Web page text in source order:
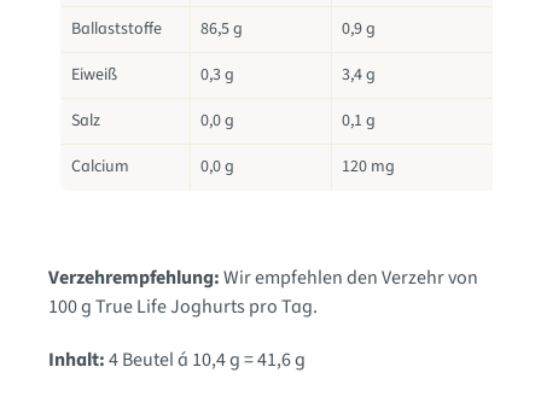
Ballaststoffe
86,5 g
0,9 g
Eiweiß
0,3 g
3,4 g
Salz
0,0 g
0,1 g
Calcium
0,0 g 120 mg
Verzehrempfehlung:Wir empfehlen den Verzehr von
100 g True Life Joghurts pro Tag.
Inhalt:4 Beutel á 10,4 g = 41,6 g